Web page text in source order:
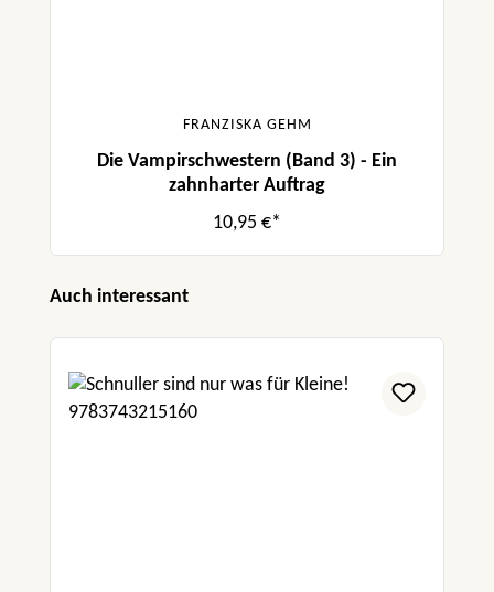
FRANZISKA GEHM
Die Vampirschwestern (Band 3) - Ein
zahnharter Auftrag
10,95 €*
Produktgalerie überspringen
Auch interessant